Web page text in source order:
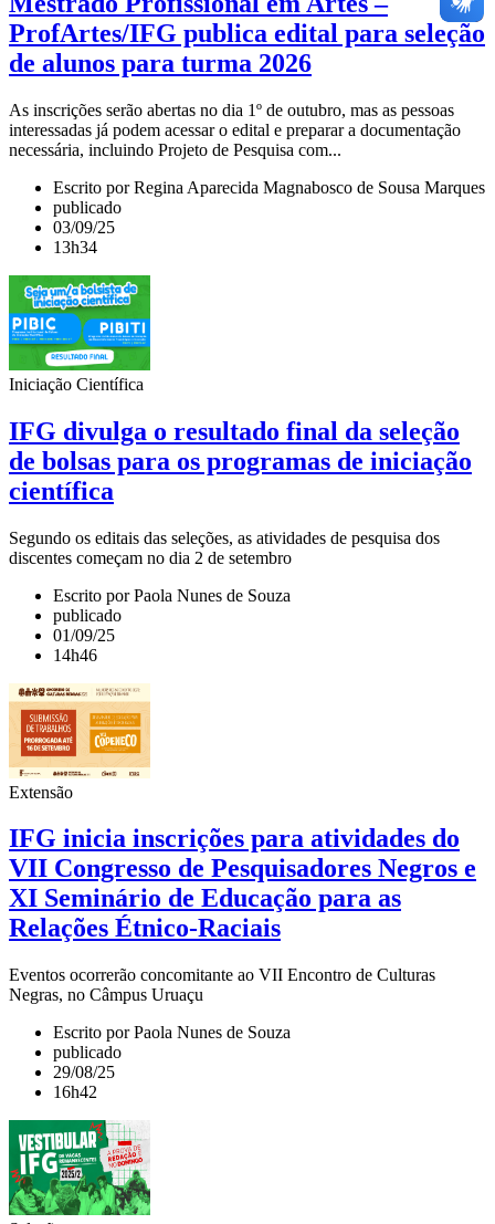
ProfArtes/IFG publica edital para seleção
de alunos para turma 2026
As inscrições serão abertas no dia 1º de outubro, mas as pessoas
interessadas já podem acessar o edital e preparar a documentação
necessária, incluindo Projeto de Pesquisa com...
Escrito por Regina Aparecida Magnabosco de Sousa Marques
publicado
03/09/25
13h34
Iniciação Científica
IFG divulga o resultado final da seleção
de bolsas para os programas de iniciação
científica
Segundo os editais das seleções, as atividades de pesquisa dos
discentes começam no dia 2 de setembro
Escrito por Paola Nunes de Souza
publicado
01/09/25
14h46
Extensão
IFG inicia inscrições para atividades do
VII Congresso de Pesquisadores Negros e
XI Seminário de Educação para as
Relações Étnico-Raciais
Eventos ocorrerão concomitante ao VII Encontro de Culturas
Negras, no Câmpus Uruaçu
Escrito por Paola Nunes de Souza
publicado
29/08/25
16h42